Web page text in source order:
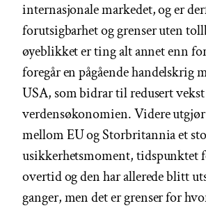
internasjonale markedet, og er
forutsigbarhet og grenser uten
øyeblikket er ting alt annet enn
foregår en pågående handelskrig
USA, som bidrar til redusert
verdensøkonomien. Videre
mellom EU og Storbritannia et
usikkerhetsmoment, tidspunktet
overtid og den har allerede blitt
ganger, men det er grenser for